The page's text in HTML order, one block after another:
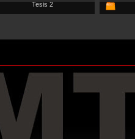
Tesis 2